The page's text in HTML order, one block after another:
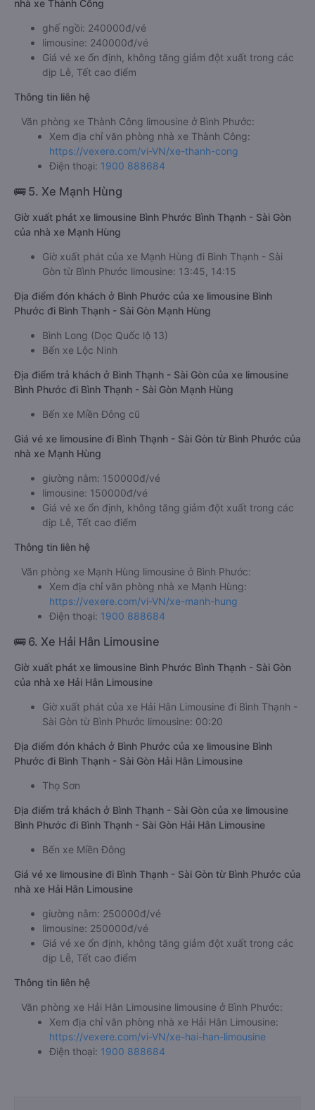
nhà xe Thành Công
ghế ngồi: 240000đ/vé
limousine: 240000đ/vé
Giá vé xe ổn định, không tăng giảm đột xuất trong các
dịp Lễ, Tết cao điểm
Thông tin liên hệ
Văn phòng xe Thành Công limousine ở Bình Phước:
Xem địa chỉ văn phòng nhà xe Thành Công:
https://vexere.com/vi-VN/xe-thanh-cong
Điện thoại: 1900 888684
🚌 5. Xe Mạnh Hùng
Giờ xuất phát xe limousine Bình Phước Bình Thạnh - Sài Gòn
của nhà xe Mạnh Hùng
Giờ xuất phát của xe Mạnh Hùng đi Bình Thạnh - Sài
Gòn từ Bình Phước limousine: 13:45, 14:15
Địa điểm đón khách ở Bình Phước của xe limousine Bình
Phước đi Bình Thạnh - Sài Gòn Mạnh Hùng
Bình Long (Dọc Quốc lộ 13)
Bến xe Lộc Ninh
Địa điểm trả khách ở Bình Thạnh - Sài Gòn của xe limousine
Bình Phước đi Bình Thạnh - Sài Gòn Mạnh Hùng
Bến xe Miền Đông cũ
Giá vé xe limousine đi Bình Thạnh - Sài Gòn từ Bình Phước của
nhà xe Mạnh Hùng
giường nằm: 150000đ/vé
limousine: 150000đ/vé
Giá vé xe ổn định, không tăng giảm đột xuất trong các
dịp Lễ, Tết cao điểm
Thông tin liên hệ
Văn phòng xe Mạnh Hùng limousine ở Bình Phước:
Xem địa chỉ văn phòng nhà xe Mạnh Hùng:
https://vexere.com/vi-VN/xe-manh-hung
Điện thoại: 1900 888684
🚌 6. Xe Hải Hân Limousine
Giờ xuất phát xe limousine Bình Phước Bình Thạnh - Sài Gòn
của nhà xe Hải Hân Limousine
Giờ xuất phát của xe Hải Hân Limousine đi Bình Thạnh -
Sài Gòn từ Bình Phước limousine: 00:20
Địa điểm đón khách ở Bình Phước của xe limousine Bình
Phước đi Bình Thạnh - Sài Gòn Hải Hân Limousine
Thọ Sơn
Địa điểm trả khách ở Bình Thạnh - Sài Gòn của xe limousine
Bình Phước đi Bình Thạnh - Sài Gòn Hải Hân Limousine
Bến xe Miền Đông
Giá vé xe limousine đi Bình Thạnh - Sài Gòn từ Bình Phước của
nhà xe Hải Hân Limousine
giường nằm: 250000đ/vé
limousine: 250000đ/vé
Giá vé xe ổn định, không tăng giảm đột xuất trong các
dịp Lễ, Tết cao điểm
Thông tin liên hệ
Văn phòng xe Hải Hân Limousine limousine ở Bình Phước:
Xem địa chỉ văn phòng nhà xe Hải Hân Limousine:
https://vexere.com/vi-VN/xe-hai-han-limousine
Điện thoại: 1900 888684